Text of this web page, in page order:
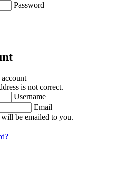
Password
is not correct.
Username
Email
be emailed to you.